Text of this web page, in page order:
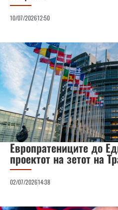
10/07/202612:50
Европратениците до
проектот на зетот на
02/07/202614:38